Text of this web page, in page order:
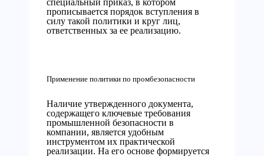
специальный приказ, в котором
прописывается порядок вступления в
силу такой политики и круг лиц,
ответственных за ее реализацию.
Применение политики по промбезопасности
Наличие утвержденного документа,
содержащего ключевые требования
промышленной безопасности в
компании, является удобным
инструментом их практической
реализации. На его основе формируется